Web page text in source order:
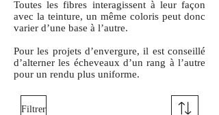
Toutes les fibres interagissent à leur façon
avec la teinture, un même coloris peut donc
varier d’une base à l’autre.
Pour les projets d’envergure, il est conseillé
d’alterner les écheveaux d’un rang à l’autre
pour un rendu plus uniforme.
Filtrer